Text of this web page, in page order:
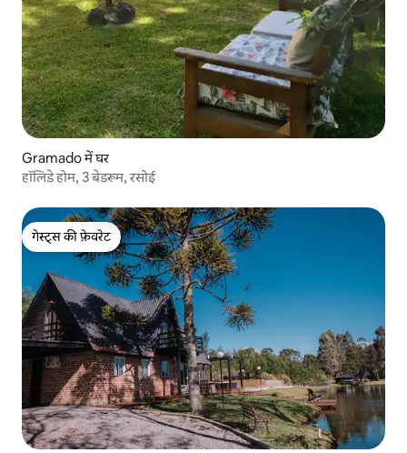
Gramado में घर
हॉलिडे होम, 3 बेडरूम, रसोई
गेस्ट्स की फ़ेवरेट
गेस्ट्स की फ़ेवरेट